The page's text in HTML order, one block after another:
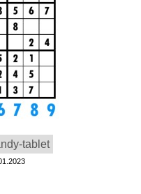
tablet